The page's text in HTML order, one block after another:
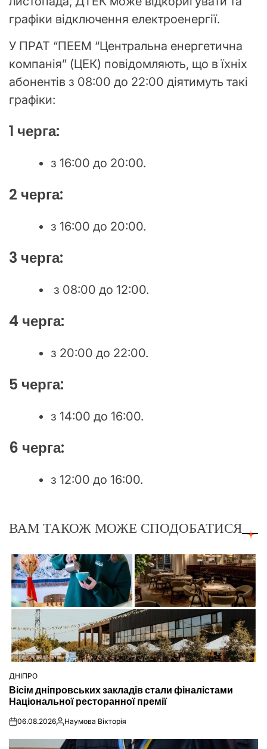
графіки відключення електроенергії.
У ПРАТ “ПЕЕМ “Центральна енергетична
компанія” (ЦЕК) повідомляють, що в їхніх
абонентів з 08:00 до 22:00 діятимуть такі
графіки:
1 черга:
з 16:00 до 20:00.
2 черга:
з 16:00 до 20:00.
3 черга:
з 08:00 до 12:00.
4 черга:
з 20:00 до 22:00.
5 черга:
з 14:00 до 16:00.
6 черга:
з 12:00 до 16:00.
ВАМ ТАКОЖ МОЖЕ СПОДОБАТИСЯ
ОПУБЛІКУВАТИ
У
ДНІПРО
Вісім дніпровських закладів стали фіналістами
Національної ресторанної премії
on06.08.2026Опубліковано
Наумова Вікторія